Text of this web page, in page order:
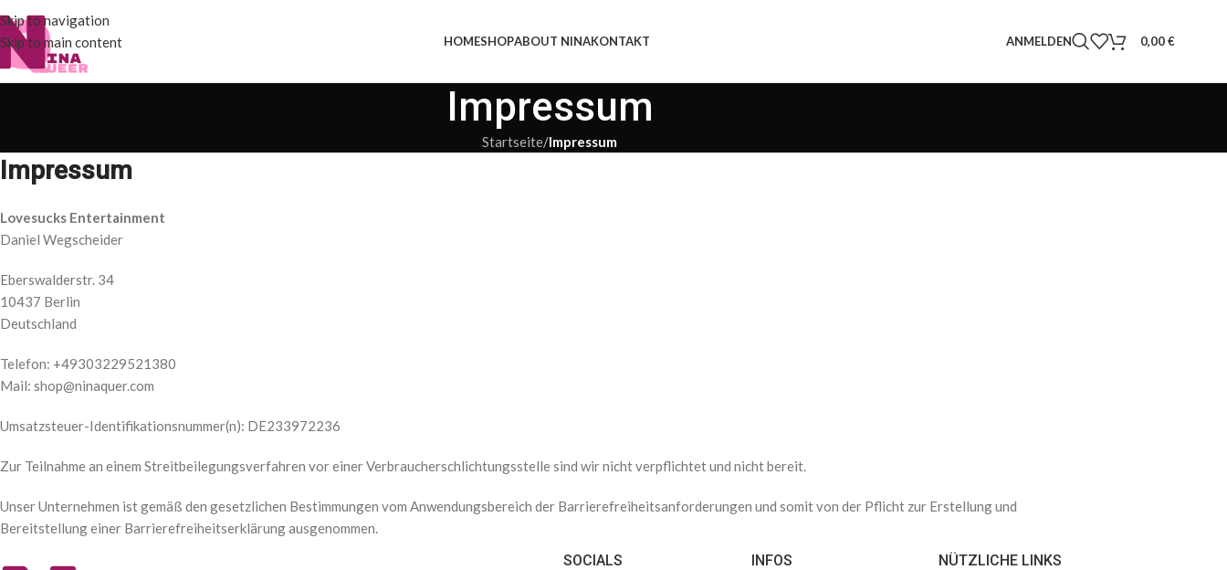
Skip to navigation
Skip to main content
HOMESHOPABOUT NINAKONTAKT ANMELDEN 0,00€
Impressum
Startseite/Impressum
Impressum
Lovesucks Entertainment
Daniel Wegscheider
Eberswalderstr. 34
10437 Berlin
Deutschland
Telefon: +49303229521380
Mail: shop@ninaquer.com
Umsatzsteuer-Identifikationsnummer(n): DE233972236
Zur Teilnahme an einem Streitbeilegungsverfahren vor einer Verbraucherschlichtungsstelle sind wir nicht verpflichtet und nicht bereit.
Unser Unternehmen ist gemäß den gesetzlichen Bestimmungen vom Anwendungsbereich der Barrierefreiheitsanforderungen und somit von der Pflicht zur Erstellung und
Bereitstellung einer Barrierefreiheitserklärung ausgenommen.
SOCIALS INFOS NÜTZLICHE LINKS